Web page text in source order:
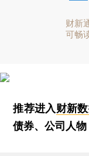
财新
可畅
推荐进入财新
债券、公司人物